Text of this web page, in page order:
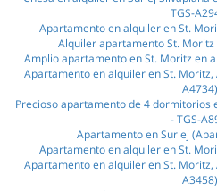
TGS-
Apartamento en alquiler en St.
Alquiler apartamento St. Moritz
Amplio apartamento en St. Moritz en
Apartamento en alquiler en St. Moritz,
A4734)
Precioso apartamento de 4 dormitorios
- TGS-
Apartamento en Surlej
Apartamento en alquiler en St.
Apartamento en alquiler en St. Moritz,
A3458)